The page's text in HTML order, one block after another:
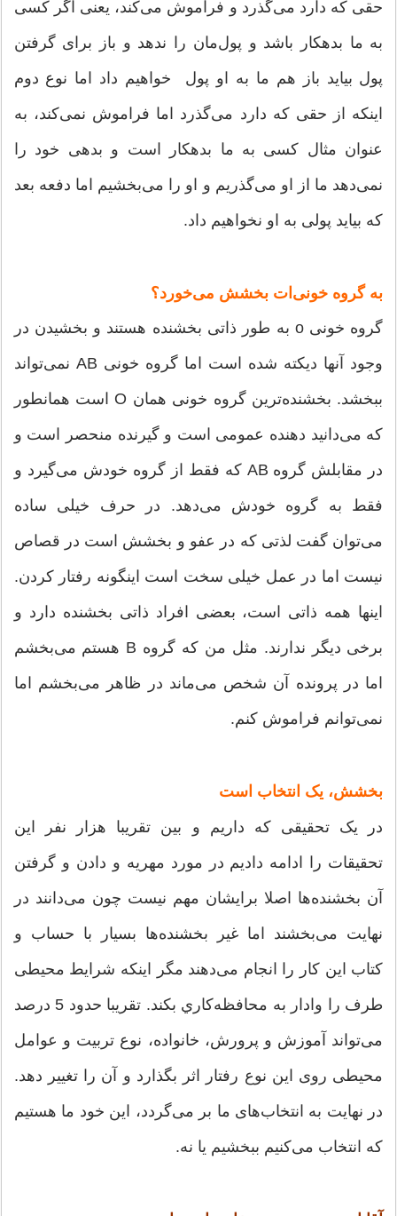
حقی که دارد می‌گذرد و فراموش می‌کند، یعنی اگر کسی
به ما بدهکار باشد و پول‌مان را ندهد و باز برای گرفتن
پول بیاید باز هم ما به او پول خواهیم داد اما نوع دوم
اینکه از حقی که دارد می‌گذرد اما فراموش نمی‌کند، به
عنوان مثال کسی به ما بدهکار است و بدهی خود را
نمی‌دهد ما از او می‌گذریم و او را می‌بخشیم اما دفعه بعد
که بیاید پولی به او نخواهیم داد.
به گروه خونی‌ات بخشش می‌خورد؟
گروه خونی o به طور ذاتی بخشنده هستند و بخشیدن در
وجود آنها دیکته شده است اما گروه خونی AB نمی‌تواند
ببخشد. بخشنده‌ترین گروه خونی همان O است همانطور
که می‌دانید دهنده عمومی است و گیرنده منحصر است و
در مقابلش گروه AB که فقط از گروه خودش می‌گیرد و
فقط به گروه خودش می‌دهد. در حرف خیلی ساده
می‌توان گفت لذتی که در عفو و بخشش است در قصاص
نیست اما در عمل خیلی سخت است اینگونه رفتار کردن.
اینها همه ذاتی است، بعضی افراد ذاتی بخشنده دارد و
برخی دیگر ندارند. مثل من که گروه B هستم می‌بخشم
اما در پرونده آن شخص می‌ماند در ظاهر می‌بخشم اما
نمی‌توانم فراموش کنم.
بخشش، یک انتخاب است
در یک تحقیقی که داریم و بین تقریبا هزار نفر این
تحقیقات را ادامه دادیم در مورد مهریه و دادن و گرفتن
آن بخشنده‌ها اصلا برایشان مهم نیست چون می‌دانند در
نهایت می‌بخشند اما غیر بخشنده‌ها بسیار با حساب و
کتاب این کار را انجام می‌دهند مگر اینکه شرایط محیطی
طرف را وادار به محافظه‌کاري بکند. تقریبا حدود 5 درصد
می‌تواند آموزش و پرورش، خانواده، نوع تربیت و عوامل
محیطی روی این نوع رفتار اثر بگذارد و آن را تغییر دهد.
در نهایت به انتخاب‌های ما بر می‌گردد، این خود ما هستیم
که انتخاب می‌کنیم ببخشیم یا نه.